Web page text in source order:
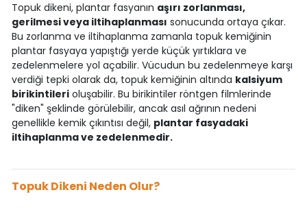
Topuk dikeni, plantar fasyanın aşırı zorlanması,
gerilmesi veya iltihaplanması sonucunda ortaya çıkar.
Bu zorlanma ve iltihaplanma zamanla topuk kemiğinin
plantar fasyaya yapıştığı yerde küçük yırtıklara ve
zedelenmelere yol açabilir. Vücudun bu zedelenmeye karşı
verdiği tepki olarak da, topuk kemiğinin altında kalsiyum
birikintilerioluşabilir. Bu birikintiler röntgen filmlerinde
"diken" şeklinde görülebilir, ancak asıl ağrının nedeni
genellikle kemik çıkıntısı değil, plantar fasyadaki
iltihaplanma ve zedelenmedir.
Topuk Dikeni Neden Olur?